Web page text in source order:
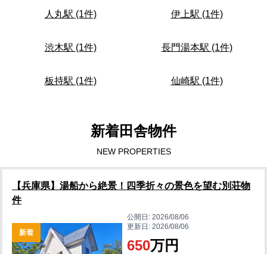
人丸駅 (1件) 伊上駅 (1件)
渋木駅 (1件) 長門湯本駅 (1件)
板持駅 (1件) 仙崎駅 (1件)
新着田舎物件
NEW PROPERTIES
【兵庫県】湯船から絶景！四季折々の景色を望む別荘物
件
新着
公開日:2026/08/06
更新日:2026/08/06
650万円